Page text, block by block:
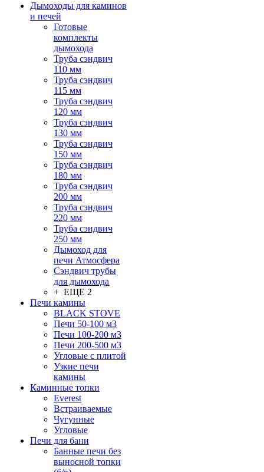
Дымоходы для каминов
и печей
Готовые
комплекты
дымохода
Труба сэндвич
110 мм
Труба сэндвич
115 мм
Труба сэндвич
120 мм
Труба сэндвич
130 мм
Труба сэндвич
150 мм
Труба сэндвич
180 мм
Труба сэндвич
200 мм
Труба сэндвич
220 мм
Труба сэндвич
250 мм
Дымоход для
печи Атмосфера
Сэндвич трубы
для дымохода
+ ЕЩЕ 2
Печи камины
BLACK STOVE
Печи 50-100 м3
Печи 100-200 м3
Печи 200-500 м3
Угловые с плитой
Узкие печи
камины
Каминные топки
Everest
Встраиваемые
Чугунные
Угловые
Печи для бани
Банные печи без
выносной топки